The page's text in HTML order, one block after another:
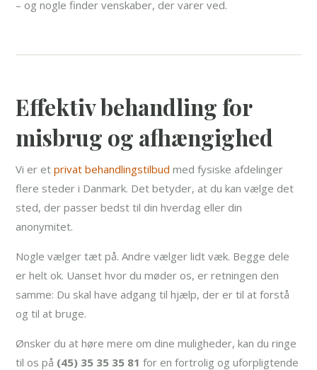
– og nogle finder venskaber, der varer ved.
Effektiv behandling for
misbrug og afhængighed
Vi er etprivat behandlingstilbud med fysiske afdelinger
flere steder i Danmark. Det betyder, at du kan vælge det
sted, der passer bedst til din hverdag eller din
anonymitet.
Nogle vælger tæt på. Andre vælger lidt væk. Begge dele
er helt ok. Uanset hvor du møder os, er retningen den
samme: Du skal have adgang til hjælp, der er til at forstå
og til at bruge.
Ønsker du at høre mere om dine muligheder, kan du ringe
til os på (45) 35 35 35 81 for en fortrolig og uforpligtende